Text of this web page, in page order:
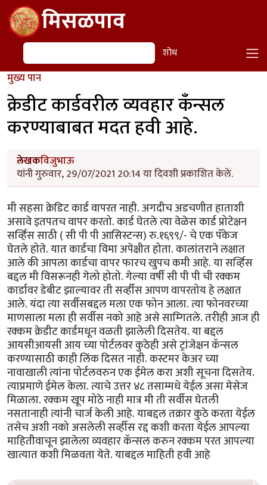
Skip to main contentमिसळपाव
शोध शोध
मुख्य पान
क्रेडीट कार्डवरील व्यवहार कँन्सल
करण्याबाबत मदत हवी आहे.
लेखकविजुभाऊ
यांनी गुरुवार, 29/07/2021 20:14 या दिवशी प्रकाशित केले.
मी सहसा क्रेडिट कार्ड वापरत नाही. अगदीच अडचणीत हाताशी
असावे इतपतच वापर करतो. कार्ड घेतले त्या वेळेस कार्ड प्रोटेक्षन
सर्व्हिस साठी ( सी पी पी आसिस्टन्स) रु.१६९९/- चे एक पॅकेज
घेतले होते. यात कार्डचा विमा अपेक्षीत होता. कालांतराने लक्षात
आले की आपला कार्डचा वापर फारच खुपच कमी आहे. या सर्व्हिस
बद्दल मी विसरूनही गेलो होतो. गेल्या वर्षी सी पी पी ची रक्कम
कार्डावर डेबीट झाल्यावर ती सर्व्हीस आपण वापरतोय हे लक्षात
आले. यंदा त्या सर्वीसबद्दल मला एक फोन आला. त्या फोनवरच्या
माणसाला मला ही सर्वीस नको आहे असे साम्गितले. तरीही आज ही
रक्कम क्रेडीट कार्डमधून वळती झालेली दिसतेय. या बद्दल
आयसीआयसी आय च्या पोर्टलवर कुठेही असे ट्रांजेक्षन कॅन्सल
करण्यासाठी काही लिंक दिसत नाही. कस्टमर केअर च्या
नावाखाली त्यांना पोर्टलवरुन एक ईमेल करा अशी सूचना दिसतेय.
त्याप्रमाणे ईमेल केला. त्याचे उत्तर ४८ तसाम्मधे येईल असा मेसेज
मिळाला. रक्कम खूप मोठे नाही मात्र मी ती सर्वीस घेतली
नसतानाही त्यांनी चार्ज केली आहे. याबद्दल तक्रार कुठे करता येईल
तसेच अशी नको असलेली सर्व्हीस रद्द कशी करता येईल आपल्या
माहितीवाचून झालेला व्यवहार कॅन्सल करुन रक्कम परत आपल्या
खात्यात कशी मिळवता येते. याबद्दल माहिती हवी आहे